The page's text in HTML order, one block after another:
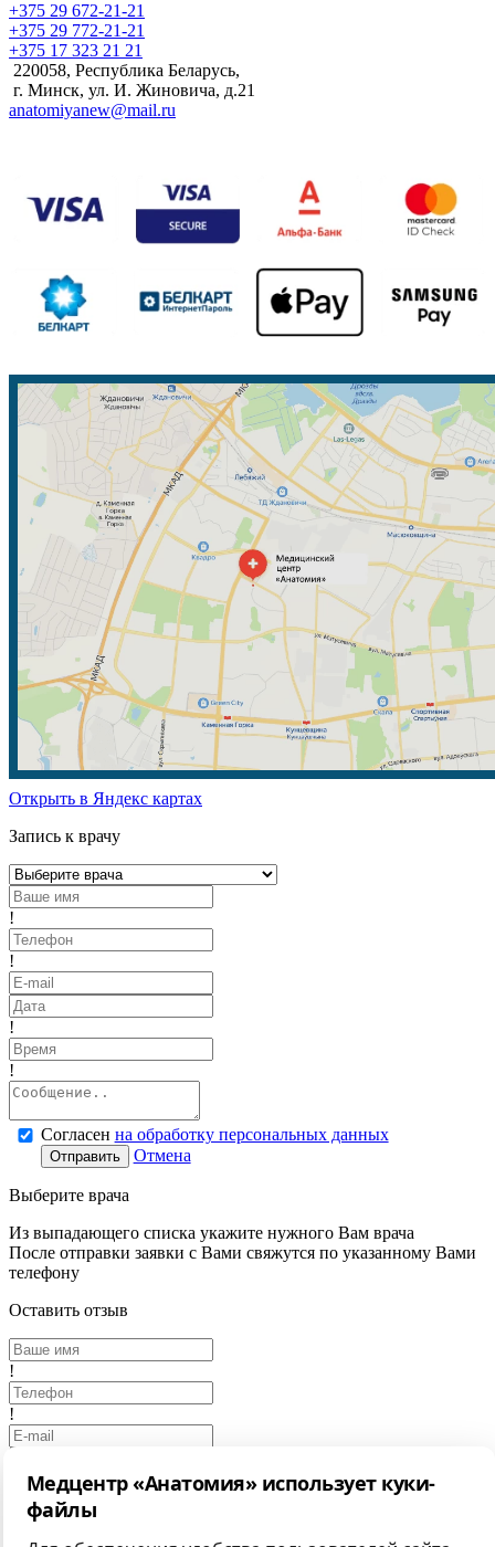
+375 29 672-21-21
+375 29 772-21-21
+375 17 323 21 21
220058, Республика Беларусь,
г. Минск, ул. И. Жиновича, д.21
anatomiyanew@mail.ru
Открыть в Яндекс картах
Запись к врачу
!
!
!
!
Согласен на обработку персональных данных
Отправить Отмена
Выберите врача
Из выпадающего списка укажите нужного Вам врача
После отправки заявки с Вами свяжутся по указанному Вами
телефону
Оставить отзыв
!
!
Медцентр «Анатомия» использует куки-
файлы